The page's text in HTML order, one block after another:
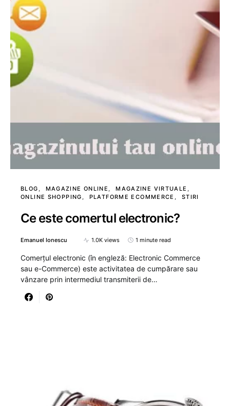
BLOG MAGAZINE ONLINE
MAGAZINE VIRTUALE
ONLINE SHOPPING
PLATFORME ECOMMERCE STIRI
Ce este comertul electronic?
Emanuel Ionescu 1.0K views 1 minute read
Comerțul electronic (în engleză: Electronic Commerce
sau e-Commerce) este activitatea de cumpărare sau
vânzare prin intermediul transmiterii de…